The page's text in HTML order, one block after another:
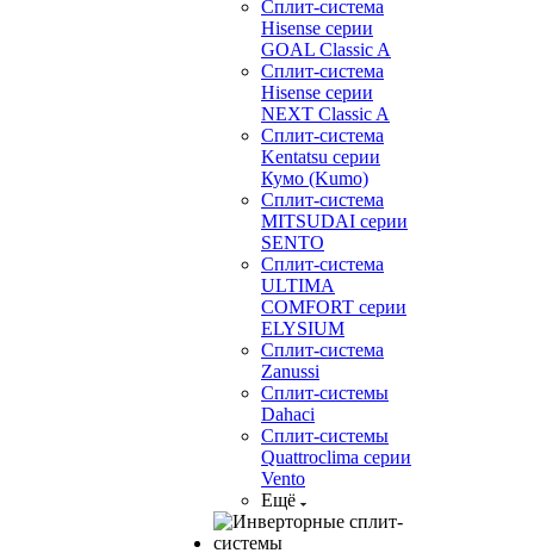
Сплит-система
Hisense серии
GOAL Classic A
Сплит-система
Hisense серии
NEXT Classic A
Сплит-система
Kentatsu серии
Кумо (Kumo)
Сплит-система
MITSUDAI серии
SENTO
Сплит-система
ULTIMA
COMFORT серии
ELYSIUM
Сплит-система
Zanussi
Сплит-системы
Dahaci
Сплит-системы
Quattroclima серии
Vento
Ещё